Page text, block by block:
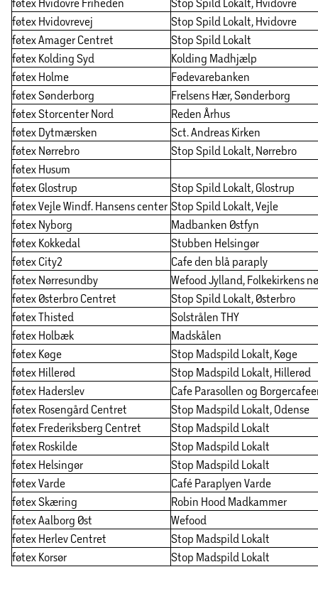
føtex Hvidovre Friheden
Stop Spild Lokalt, Hvidovre
føtex Hvidovrevej
Stop Spild Lokalt, Hvidovre
føtex Amager Centret
Stop Spild Lokalt
føtex Kolding Syd
Kolding Madhjælp
føtex Holme
Fødevarebanken
føtex Sønderborg
Frelsens Hær, Sønderborg
føtex Storcenter Nord
Reden Århus
føtex Dytmærsken
Sct. Andreas Kirken
føtex Nørrebro
Stop Spild Lokalt, Nørrebro
føtex Husum
føtex Glostrup
Stop Spild Lokalt, Glostrup
føtex Vejle Windf. Hansens center Stop Spild Lokalt, Vejle
føtex Nyborg
Madbanken Østfyn
føtex Kokkedal
Stubben Helsingør
føtex City2
Cafe den blå paraply
føtex Nørresundby
Wefood Jylland, Folkekirkens
føtex Østerbro Centret
Stop Spild Lokalt, Østerbro
føtex Thisted
Solstrålen THY
føtex Holbæk
Madskålen
føtex Køge
Stop Madspild Lokalt, Køge
føtex Hillerød
Stop Madspild Lokalt, Hillerød
føtex Haderslev
Cafe Parasollen og
føtex Rosengård Centret
Stop Madspild Lokalt, Odense
føtex Frederiksberg Centret
Stop Madspild Lokalt
føtex Roskilde
Stop Madspild Lokalt
føtex Helsingør
Stop Madspild Lokalt
føtex Varde
Café Paraplyen Varde
føtex Skæring
Robin Hood Madkammer
føtex Aalborg Øst
Wefood
føtex Herlev Centret
Stop Madspild Lokalt
føtex Korsør
Stop Madspild Lokalt